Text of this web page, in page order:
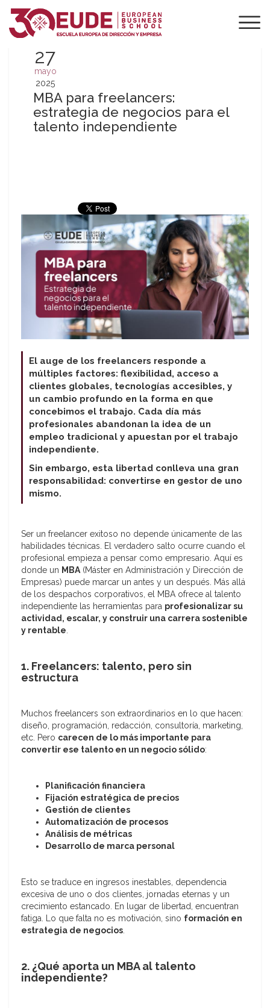
27
mayo
2025
MBA para freelancers:
estrategia de negocios para el
talento independiente
El auge de los freelancers responde a
múltiples factores: flexibilidad, acceso a
clientes globales, tecnologías accesibles, y
un cambio profundo en la forma en que
concebimos el trabajo. Cada día más
profesionales abandonan la idea de un
empleo tradicional y apuestan por el trabajo
independiente.
Sin embargo, esta libertad conlleva una gran
responsabilidad: convertirse en gestor de uno
mismo.
Ser un freelancer exitoso no depende únicamente de las
habilidades técnicas. El verdadero salto ocurre cuando el
profesional empieza a pensar como empresario. Aquí es
donde un MBA(Máster en Administración y Dirección de
Empresas) puede marcar un antes y un después. Más allá
de los despachos corporativos, el MBA ofrece al talento
independiente las herramientas para profesionalizar su
actividad, escalar, y construir una carrera sostenible
y rentable.
1. Freelancers: talento, pero sin
estructura
Muchos freelancers son extraordinarios en lo que hacen:
diseño, programación, redacción, consultoría, marketing,
etc. Pero carecen de lo más importante para
convertir ese talento en un negocio sólido:
Planificación financiera
Fijación estratégica de precios
Gestión de clientes
Automatización de procesos
Análisis de métricas
Desarrollo de marca personal
Esto se traduce en ingresos inestables, dependencia
excesiva de uno o dos clientes, jornadas eternas y un
crecimiento estancado. En lugar de libertad, encuentran
fatiga. Lo que falta no es motivación, sino formación en
estrategia de negocios.
2. ¿Qué aporta un MBA al talento
independiente?